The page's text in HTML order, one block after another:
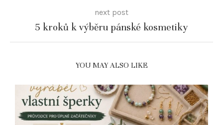
next post
5 kroků k výběru pánské kosmetiky
YOU MAY ALSO LIKE